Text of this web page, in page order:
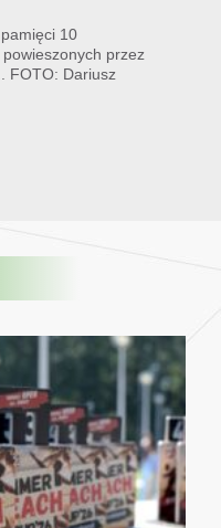
10
przez
FOTO: Dariusz